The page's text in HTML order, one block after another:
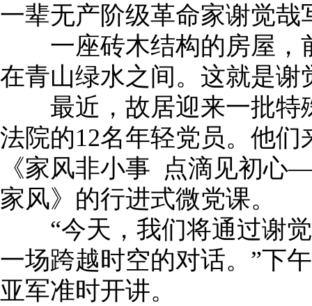
一辈无产阶级革命家谢觉
一座砖木结构的房屋，
在青山绿水之间。这就是谢
最近，故居迎来一批特
法院的12名年轻党员。他
《家风非小事 点滴见初
家风》的行进式微党课。
“今天，我们将通过谢觉
一场跨越时空的对话。”下
亚军准时开讲。